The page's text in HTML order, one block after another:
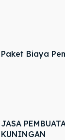
Paket Biaya
JASA
KUNINGAN